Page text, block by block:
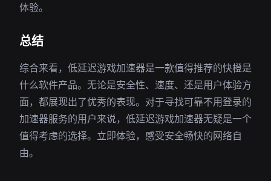
体验。
总结
综合来看，低延迟游戏加速器是一款值得推荐的快橙是
什么软件产品。无论是安全性、速度、还是用户体验方
面，都展现出了优秀的表现。对于寻找可靠不用登录的
加速器服务的用户来说，低延迟游戏加速器无疑是一个
值得考虑的选择。立即体验，感受安全畅快的网络自
由。